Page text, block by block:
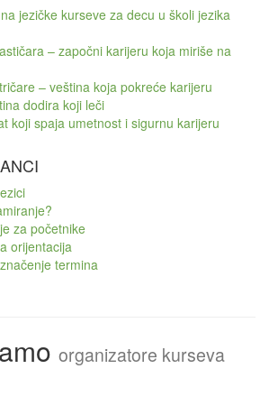
jezičke kurseve za decu u školi jezika
– započni karijeru koja miriše na
– veština koja pokreće karijeru
dodira koji leči
koji spaja umetnost i sigurnu karijeru
za početnike
orijentacija
termina
organizatore kurseva